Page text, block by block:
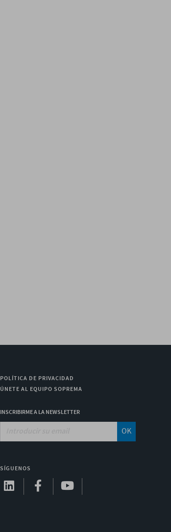
POLÍTICA DE PRIVACIDAD
ÚNETE AL EQUIPO SOPREMA
INSCRIBIRME A LA NEWSLETTER
OK
SÍGUENOS